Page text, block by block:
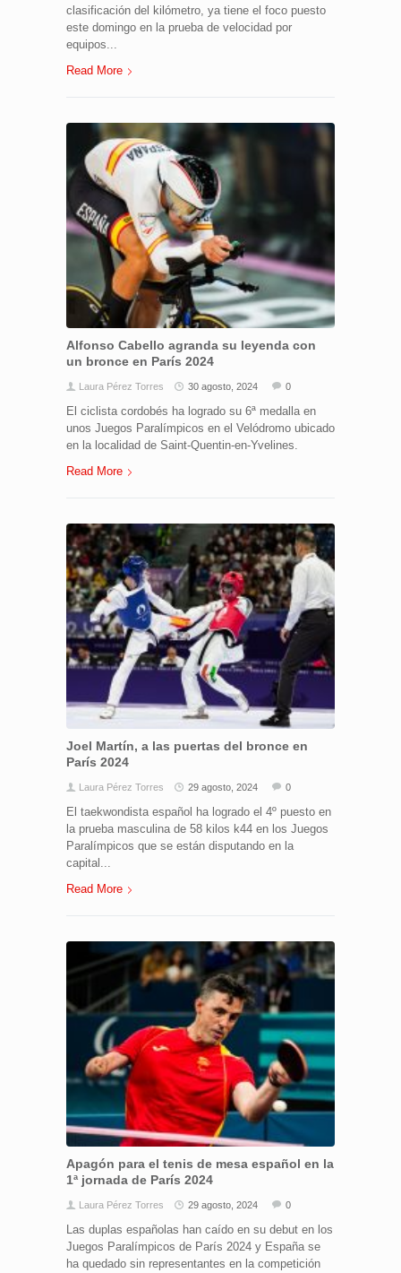
clasificación del kilómetro, ya tiene el foco puesto
este domingo en la prueba de velocidad por
equipos...
Read More
Alfonso Cabello agranda su leyenda con
un bronce en París 2024
Laura Pérez Torres 30 agosto, 2024 0
El ciclista cordobés ha logrado su 6ª medalla en
unos Juegos Paralímpicos en el Velódromo ubicado
en la localidad de Saint-Quentin-en-Yvelines.
Read More
Joel Martín, a las puertas del bronce en
París 2024
Laura Pérez Torres 29 agosto, 2024 0
El taekwondista español ha logrado el 4º puesto en
la prueba masculina de 58 kilos k44 en los Juegos
Paralímpicos que se están disputando en la
capital...
Read More
Apagón para el tenis de mesa español en la
1ª jornada de París 2024
Laura Pérez Torres 29 agosto, 2024 0
Las duplas españolas han caído en su debut en los
Juegos Paralímpicos de París 2024 y España se
ha quedado sin representantes en la competición